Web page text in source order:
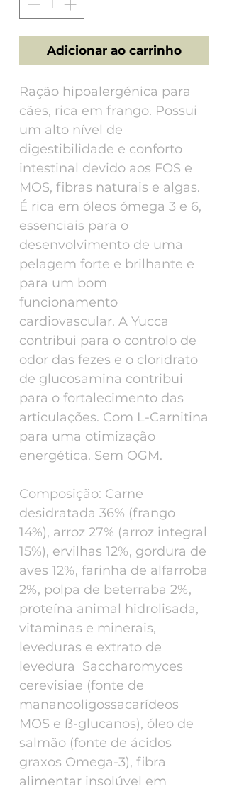
Adicionar ao carrinho
Ração hipoalergénica para
cães, rica em frango. Possui
um alto nível de
digestibilidade e conforto
intestinal devido aos FOS e
MOS, fibras naturais e algas.
É rica em óleos ómega 3 e 6,
essenciais para o
desenvolvimento de uma
pelagem forte e brilhante e
para um bom
funcionamento
cardiovascular. A Yucca
contribui para o controlo de
odor das fezes e o cloridrato
de glucosamina contribui
para o fortalecimento das
articulações. Com L-Carnitina
para uma otimização
energética. Sem OGM.
Composição: Carne
desidratada 36% (frango
14%), arroz 27% (arroz integral
15%), ervilhas 12%, gordura de
aves 12%, farinha de alfarroba
2%, polpa de beterraba 2%,
proteína animal hidrolisada,
vitaminas e minerais,
leveduras e extrato de
levedura  Saccharomyces
cerevisiae (fonte de
mananooligossacarídeos 
MOS e ß-glucanos), óleo de
salmão (fonte de ácidos
graxos Omega-3), fibra
alimentar insolúvel em